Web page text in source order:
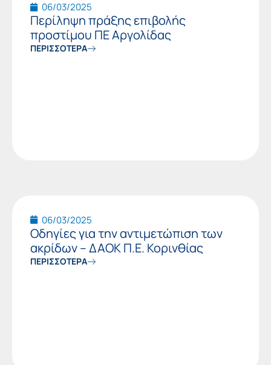
06/03/2025
Περίληψη πράξης επιβολής
προστίμου ΠΕ Αργολίδας
ΠΕΡΙΣΣΟΤΕΡΑ
06/03/2025
Οδηγίες για την αντιμετώπιση των
ακρίδων – ΔΑΟΚ Π.Ε. Κορινθίας
ΠΕΡΙΣΣΟΤΕΡΑ